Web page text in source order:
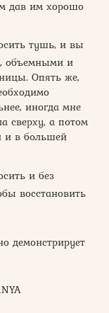
дав им хорошо
тушь, и вы
объемными и
Опять же,
иногда мне
сверху, а потом
и в большей
и без
восстановить
демонстрирует